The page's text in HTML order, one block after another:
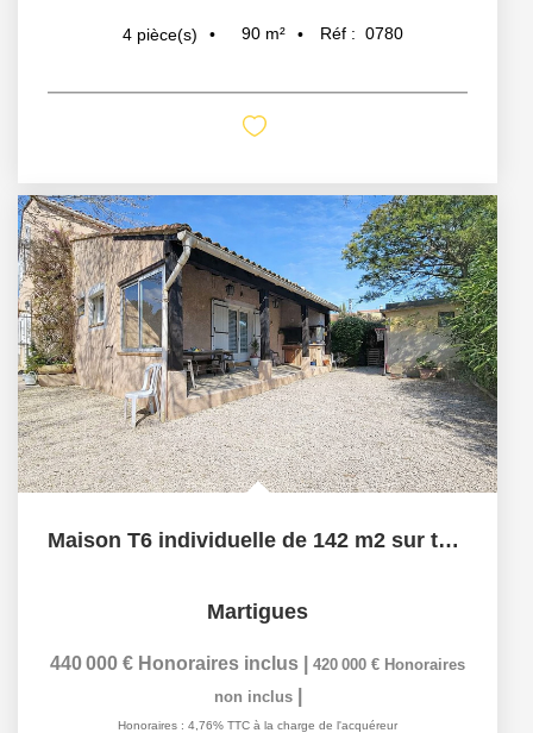
4 pièce(s) 90 m² Réf : 0780
Maison T6 individuelle de 142 m2 sur terrain de 723 m2 avec...
Martigues
440 000 € Honoraires inclus 420 000 € Honoraires
non inclus
Honoraires : 4,76% TTC à la charge de l'acquéreur